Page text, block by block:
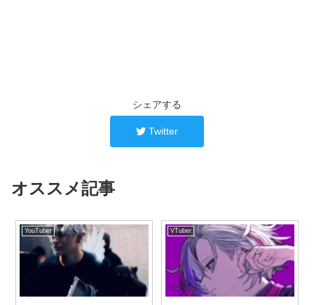
シェアする
Twitter
オススメ記事
YouTuber VTuber